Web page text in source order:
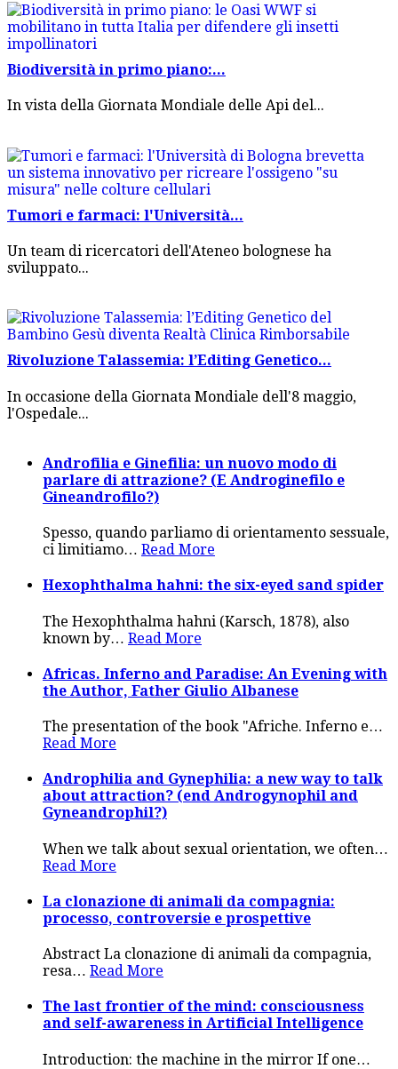
Biodiversità in primo piano:...
In vista della Giornata Mondiale delle Api del...
Tumori e farmaci: l'Università...
Un team di ricercatori dell'Ateneo bolognese ha
sviluppato...
Rivoluzione Talassemia: l’Editing Genetico...
In occasione della Giornata Mondiale dell'8 maggio,
l'Ospedale...
Androfilia e Ginefilia: un nuovo modo di
parlare di attrazione? (E Androginefilo e
Gineandrofilo?)
Spesso, quando parliamo di orientamento sessuale,
ci limitiamo… Read More
Hexophthalma hahni: the six-eyed sand spider
The Hexophthalma hahni (Karsch, 1878), also
known by… Read More
Africas. Inferno and Paradise: An Evening with
the Author, Father Giulio Albanese
The presentation of the book "Afriche. Inferno e…
Read More
Androphilia and Gynephilia: a new way to talk
about attraction? (end Androgynophil and
Gyneandrophil?)
When we talk about sexual orientation, we often…
Read More
La clonazione di animali da compagnia:
processo, controversie e prospettive
Abstract La clonazione di animali da compagnia,
resa… Read More
The last frontier of the mind: consciousness
and self-awareness in Artificial Intelligence
Introduction: the machine in the mirror If one…